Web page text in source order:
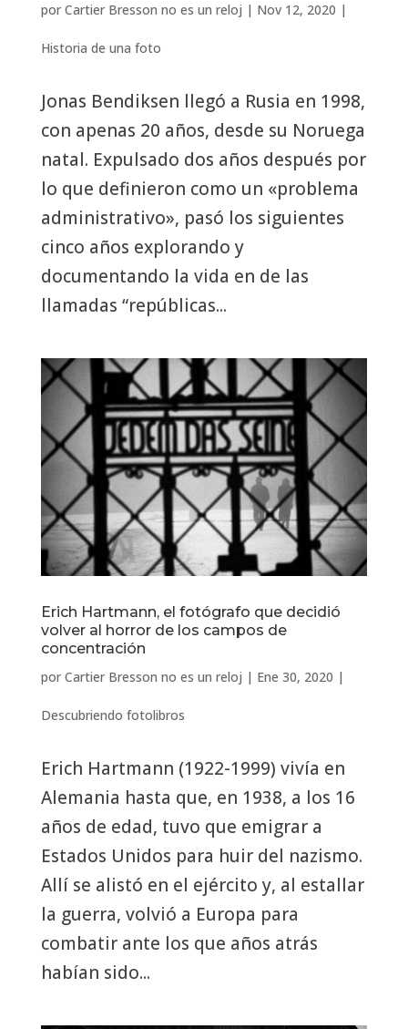
por Cartier Bresson no es un reloj | Nov 12, 2020 |
Historia de una foto
Jonas Bendiksen llegó a Rusia en 1998,
con apenas 20 años, desde su Noruega
natal. Expulsado dos años después por
lo que definieron como un «problema
administrativo», pasó los siguientes
cinco años explorando y
documentando la vida en de las
llamadas “repúblicas...
Erich Hartmann, el fotógrafo que decidió
volver al horror de los campos de
concentración
por Cartier Bresson no es un reloj | Ene 30, 2020 |
Descubriendo fotolibros
Erich Hartmann (1922-1999) vivía en
Alemania hasta que, en 1938, a los 16
años de edad, tuvo que emigrar a
Estados Unidos para huir del nazismo.
Allí se alistó en el ejército y, al estallar
la guerra, volvió a Europa para
combatir ante los que años atrás
habían sido...